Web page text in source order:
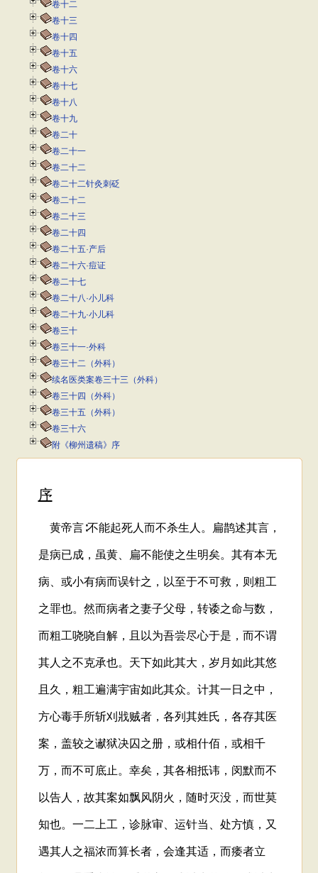
卷十二
卷十三
卷十四
卷十五
卷十六
卷十七
卷十八
卷十九
卷二十
卷二十一
卷二十二
卷二十二针灸刺砭
卷二十二
卷二十三
卷二十四
卷二十五·产后
卷二十六·痘证
卷二十七
卷二十八·小儿科
卷二十九·小儿科
卷三十
卷三十一·外科
卷三十二（外科）
续名医类案卷三十三（外科）
卷三十四（外科）
卷三十五（外科）
卷三十六
附《柳州遗稿》序